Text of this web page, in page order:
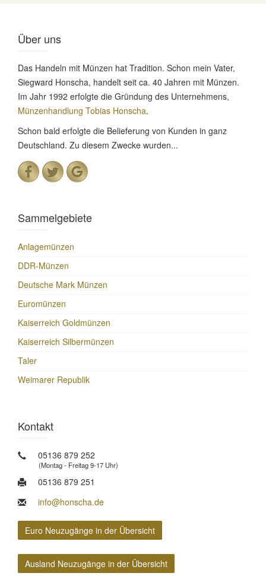
Über uns
Das Handeln mit Münzen hat Tradition. Schon mein Vater,
Siegward Honscha, handelt seit ca. 40 Jahren mit Münzen.
Im Jahr 1992 erfolgte die Gründung des Unternehmens,
Münzenhandlung Tobias Honscha.
Schon bald erfolgte die Belieferung von Kunden in ganz
Deutschland. Zu diesem Zwecke wurden...
Sammelgebiete
Anlagemünzen
DDR-Münzen
Deutsche Mark Münzen
Euromünzen
Kaiserreich Goldmünzen
Kaiserreich Silbermünzen
Taler
Weimarer Republik
Kontakt
05136 879 252
(Montag - Freitag 9-17 Uhr)
05136 879 251
info@honscha.de
Euro Neuzugänge in der Übersicht
Ausland Neuzugänge in der Übersicht